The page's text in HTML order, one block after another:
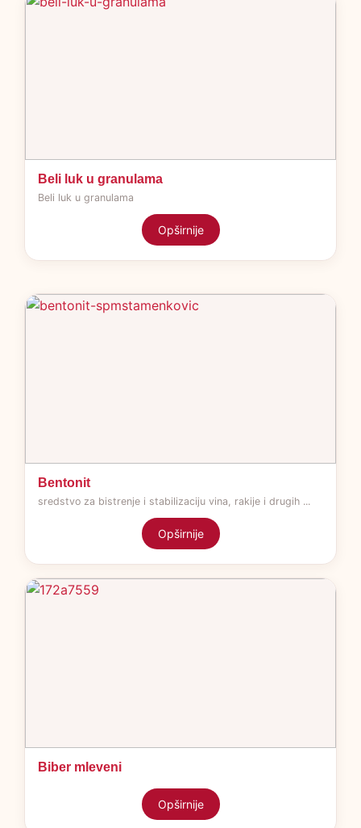
Beli luk u granulama
Beli luk u granulama
Opširnije
Bentonit
sredstvo za bistrenje i stabilizaciju vina, rakije i drugih ...
Opširnije
Biber mleveni
Opširnije